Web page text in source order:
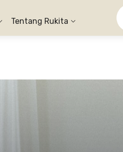
Tentang Rukita